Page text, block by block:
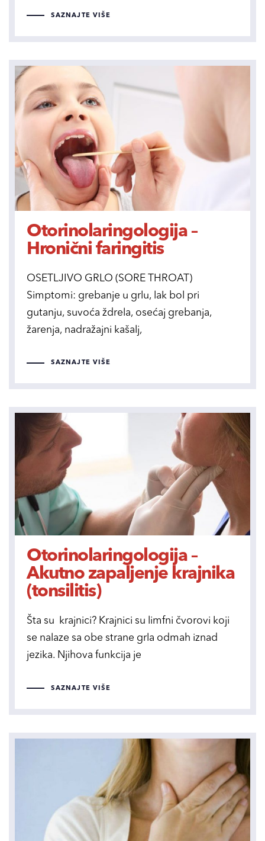
SAZNAJTE VIŠE
Otorinolaringologija –
Hronični faringitis
OSETLJIVO GRLO (SORE THROAT)
Simptomi: grebanje u grlu, lak bol pri
gutanju, suvoća ždrela, osećaj grebanja,
žarenja, nadražajni kašalj,
SAZNAJTE VIŠE
Otorinolaringologija –
Akutno zapaljenje krajnika
(tonsilitis)
Šta su krajnici? Krajnici su limfni čvorovi koji
se nalaze sa obe strane grla odmah iznad
jezika. Njihova funkcija je
SAZNAJTE VIŠE